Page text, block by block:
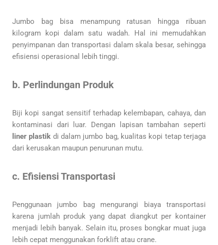
Jumbo bag bisa menampung ratusan hingga ribuan
kilogram kopi dalam satu wadah. Hal ini memudahkan
penyimpanan dan transportasi dalam skala besar, sehingga
efisiensi operasional lebih tinggi.
b. Perlindungan Produk
Biji kopi sangat sensitif terhadap kelembapan, cahaya, dan
kontaminasi dari luar. Dengan lapisan tambahan seperti
liner plastik di dalam jumbo bag, kualitas kopi tetap terjaga
dari kerusakan maupun penurunan mutu.
c. Efisiensi Transportasi
Penggunaan jumbo bag mengurangi biaya transportasi
karena jumlah produk yang dapat diangkut per kontainer
menjadi lebih banyak. Selain itu, proses bongkar muat juga
lebih cepat menggunakan forklift atau crane.